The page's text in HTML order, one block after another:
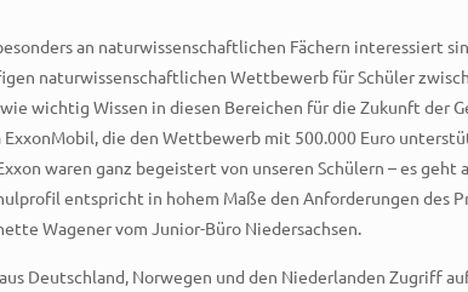
an naturwissenschaftlichen Fächern interessiert
naturwissenschaftlichen Wettbewerb für Schüler
wichtig Wissen in diesen Bereichen für die Zukunft der
die den Wettbewerb mit 500.000 Euro
waren ganz begeistert von unseren Schülern – es
entspricht in hohem Maße den Anforderungen des
Wagener vom Junior-Büro Niedersachsen.
Deutschland, Norwegen und den Niederlanden Zugriff